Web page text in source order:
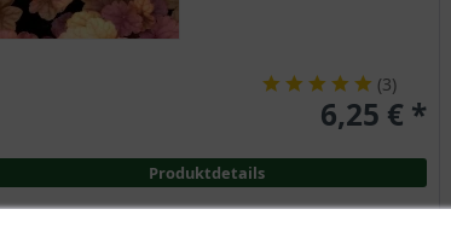
(3)
6,25 € *
Produktdetails